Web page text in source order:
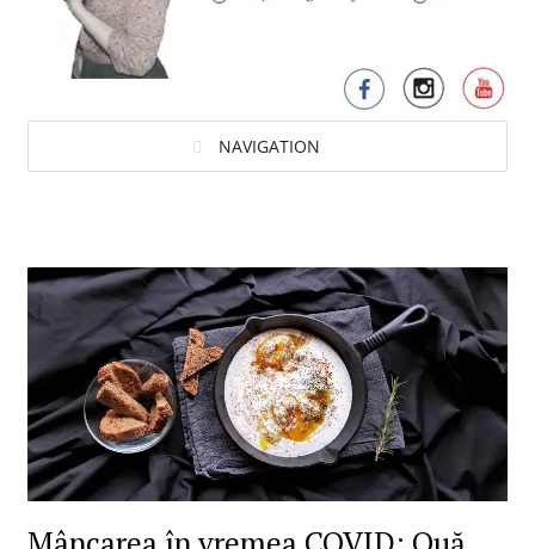
NAVIGATION